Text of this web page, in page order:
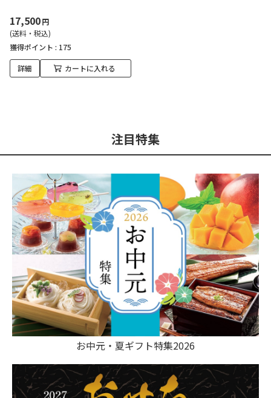
17,500円
(送料・税込)
獲得ポイント : 175
詳細 カートに入れる
注目特集
お中元・夏ギフト特集2026